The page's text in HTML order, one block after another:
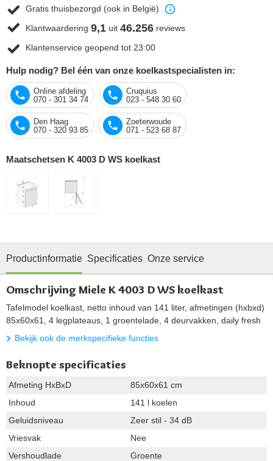
Gratis thuisbezorgd (ook in België)
Klantwaardering 9,1 uit 46.256 reviews
Klantenservice geopend tot 23:00
Hulp nodig? Bel één van onze koelkastspecialisten in:
Online afdeling
070 - 301 34 74
Cruquius
023 - 548 30 60
Den Haag
070 - 320 93 85
Zoeterwoude
071 - 523 68 87
Maatschetsen K 4003 D WS koelkast
Productinformatie Specificaties Onze service
Omschrijving Miele K 4003 D WS koelkast
Tafelmodel koelkast, netto inhoud van 141 liter, afmetingen (hxbxd)
85x60x61, 4 legplateaus, 1 groentelade, 4 deurvakken, daily fresh
Bekijk ook de merkspecifieke functies
Beknopte specificaties
Afmeting HxBxD
85x60x61 cm
Inhoud
141 l koelen
Geluidsniveau
Zeer stil - 34 dB
Vriesvak
Nee
Vershoudlade
Groente